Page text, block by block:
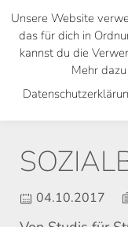
Skip
main
04.10.2017
Unsere Website
das für dich in
kannst du die
Mehr